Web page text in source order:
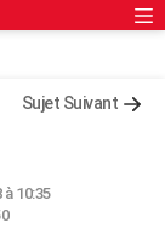
Sujet Suivant
10:35